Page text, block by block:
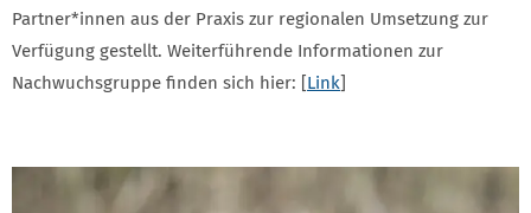
Partner*innen aus der Praxis zur regionalen Umsetzung zur
Verfügung gestellt. Weiterführende Informationen zur
Nachwuchsgruppe finden sich hier: [Link]